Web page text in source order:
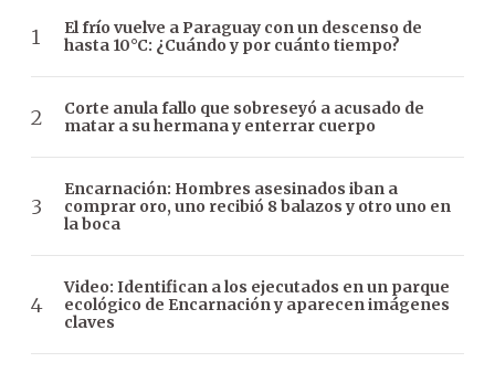
El frío vuelve a Paraguay con un descenso de
hasta 10°C: ¿Cuándo y por cuánto tiempo?
Corte anula fallo que sobreseyó a acusado de
matar a su hermana y enterrar cuerpo
Encarnación: Hombres asesinados iban a
comprar oro, uno recibió 8 balazos y otro uno en
la boca
Video: Identifican a los ejecutados en un parque
ecológico de Encarnación y aparecen imágenes
claves